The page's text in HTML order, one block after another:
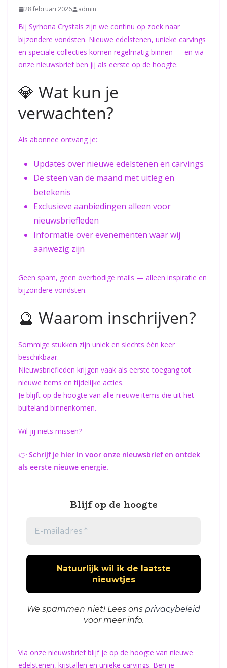
28 februari 2026 admin
Bij Syrhona Crystals zijn we continu op zoek naar
bijzondere vondsten. Nieuwe edelstenen, unieke carvings
en speciale collecties komen regelmatig binnen — en via
onze nieuwsbrief ben jij als eerste op de hoogte.
💎 Wat kun je
verwachten?
Als abonnee ontvang je:
Updates over nieuwe edelstenen en carvings
De steen van de maand met uitleg en
betekenis
Exclusieve aanbiedingen alleen voor
nieuwsbriefleden
Informatie over evenementen waar wij
aanwezig zijn
Geen spam, geen overbodige mails — alleen inspiratie en
bijzondere vondsten.
🔮 Waarom inschrijven?
Sommige stukken zijn uniek en slechts één keer
beschikbaar.
Nieuwsbriefleden krijgen vaak als eerste toegang tot
nieuwe items en tijdelijke acties.
Je blijft op de hoogte van alle nieuwe items die uit het
buiteland binnenkomen.
Wil jij niets missen?
👉 Schrijf je hier in voor onze nieuwsbrief en ontdek
als eerste nieuwe energie.
Blijf op de hoogte
We spammen niet! Lees ons privacybeleid
voor meer info.
Via onze nieuwsbrief blijf je op de hoogte van nieuwe
edelstenen, kristallen en unieke carvings. Ben je